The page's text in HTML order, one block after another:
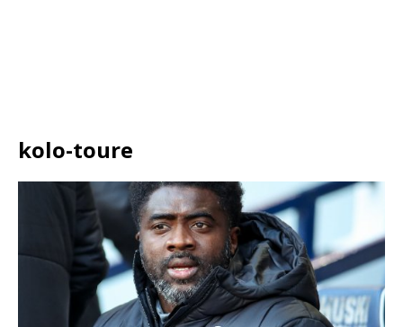
kolo-toure